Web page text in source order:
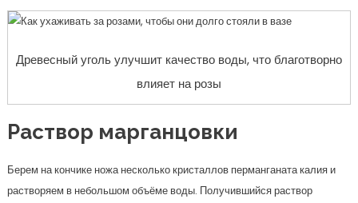
Древесный уголь улучшит качество воды, что благотворно
влияет на розы
Раствор марганцовки
Берем на кончике ножа несколько кристаллов перманганата калия и
растворяем в небольшом объёме воды. Получившийся раствор